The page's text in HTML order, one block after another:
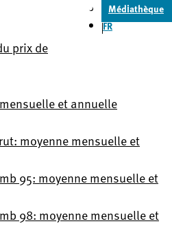
DE
FR
prix de
et annuelle
moyenne mensuelle et
95: moyenne mensuelle et
98: moyenne mensuelle et
Médiathèque